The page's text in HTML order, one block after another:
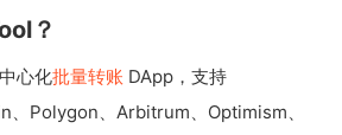
？
心化批量转账 DApp，支持
、Polygon、Arbitrum、Optimism、